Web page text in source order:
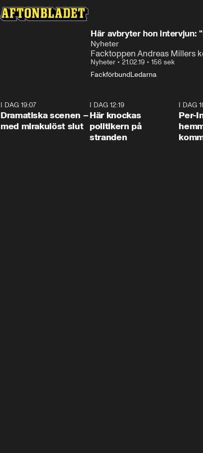
Här avbryter hon intervjun:
Nyheter
Facktoppen Andreas Millers
Nyheter • 21.02.19 • 156 sek
FackförbundLedarna
I DAG 19:07
Dramatiska scenen –
med mirakulöst slut
I DAG 12:19
Här knockas
politikern på
stranden
I DAG
Per-